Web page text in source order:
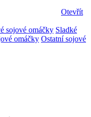
Otevřít
sojové omáčky Sladké
omáčky Ostatní sojové